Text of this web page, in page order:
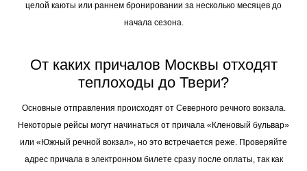
целой каюты или раннем бронировании за несколько месяцев до
начала сезона.
От каких причалов Москвы отходят
теплоходы до Твери?
Основные отправления происходят от Северного речного вокзала.
Некоторые рейсы могут начинаться от причала «Кленовый бульвар»
или «Южный речной вокзал», но это встречается реже. Проверяйте
адрес причала в электронном билете сразу после оплаты, так как